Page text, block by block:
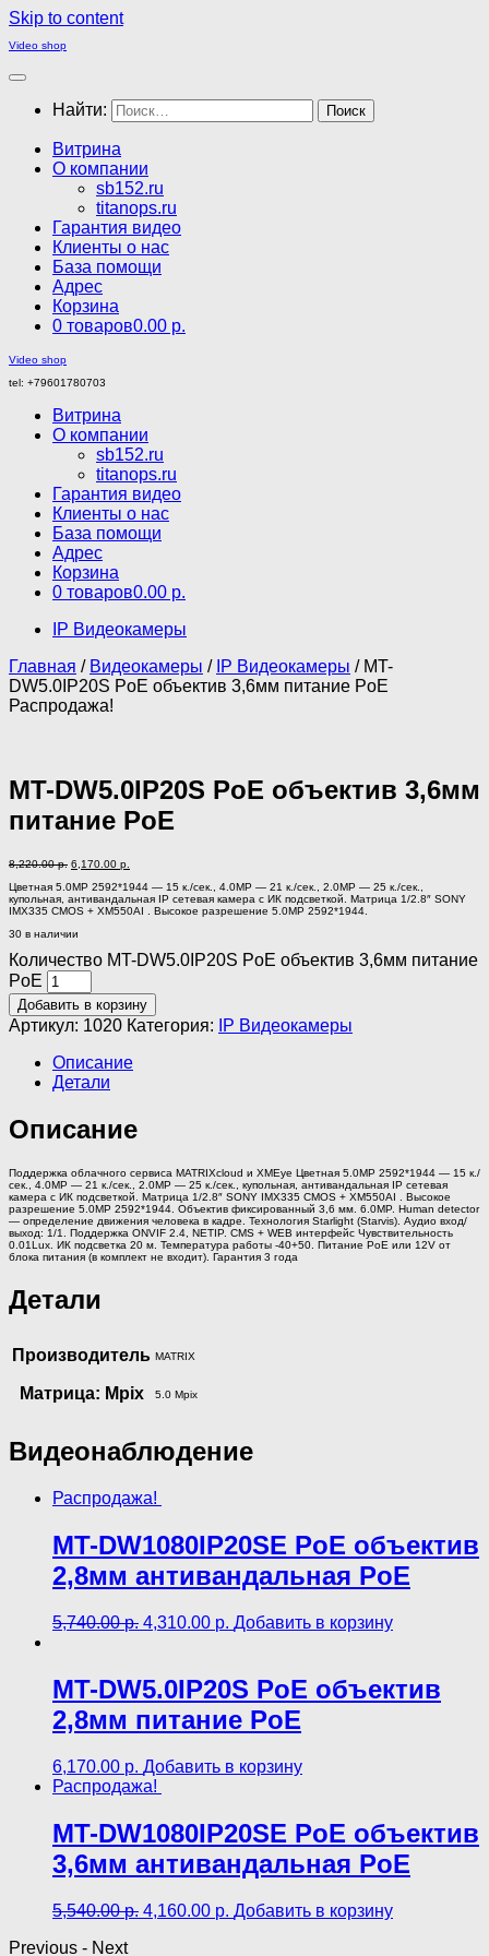
Skip to content
Video shop
Найти:
Витрина
О компании
sb152.ru
titanops.ru
Гарантия видео
Клиенты о нас
База помощи
Адрес
Корзина
0 товаров0.00 р.
Video shop
tel: +79601780703
Витрина
О компании
sb152.ru
titanops.ru
Гарантия видео
Клиенты о нас
База помощи
Адрес
Корзина
0 товаров0.00 р.
IP Видеокамеры
Главная / Видеокамеры / IP Видеокамеры / MT-
DW5.0IP20S PoE объектив 3,6мм питание PoE
Распродажа!
MT-DW5.0IP20S PoE объектив 3,6мм
питание PoE
8,220.00р. 6,170.00 р.
Цветная 5.0MP 2592*1944 — 15 к./сек., 4.0MP — 21 к./сек., 2.0MP — 25 к./сек.,
купольная, антивандальная IP сетевая камера с ИК подсветкой. Матрица 1/2.8″ SONY
IMX335 CMOS + XM550AI . Высокое разрешение 5.0MP 2592*1944.
30 в наличии
Количество MT-DW5.0IP20S PoE объектив 3,6мм питание
PoE
Добавить в корзину
Артикул: 1020 Категория:
IP Видеокамеры
Описание
Детали
Описание
Поддержка облачного сервиса MATRIXcloud и XMEye Цветная 5.0MP 2592*1944 — 15 к./
сек., 4.0MP — 21 к./сек., 2.0MP — 25 к./сек., купольная, антивандальная IP сетевая
камера с ИК подсветкой. Матрица 1/2.8″ SONY IMX335 CMOS + XM550AI . Высокое
разрешение 5.0MP 2592*1944. Объектив фиксированный 3,6 мм. 6.0MP. Human detector
— определение движения человека в кадре. Технология Starlight (Starvis). Аудио вход/
выход: 1/1. Поддержка ONVIF 2.4, NETIP. CMS + WEB интерфейс Чувствительность
0.01Lux. ИК подсветка 20 м. Температура работы -40+50. Питание PoE или 12V от
блока питания (в комплект не входит). Гарантия 3 года
Детали
Производитель MATRIX
Матрица: Mpix 5.0 Mpix
Видеонаблюдение
Распродажа!
MT-DW1080IP20SE PoE объектив
2,8мм антивандальная PoE
5,740.00р. 4,310.00 р. Добавить в корзину
MT-DW5.0IP20S PoE объектив
2,8мм питание PoE
6,170.00 р. Добавить в корзину
Распродажа!
MT-DW1080IP20SE PoE объектив
3,6мм антивандальная PoE
5,540.00р. 4,160.00 р. Добавить в корзину
Previous - Next